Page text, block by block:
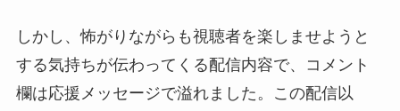
しかし、怖がりながらも視聴者を楽しませようと
する気持ちが伝わってくる配信内容で、コメント
欄は応援メッセージで溢れました。この配信以